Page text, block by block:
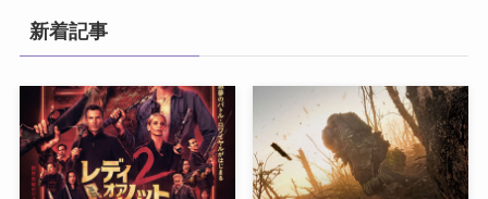
新着記事